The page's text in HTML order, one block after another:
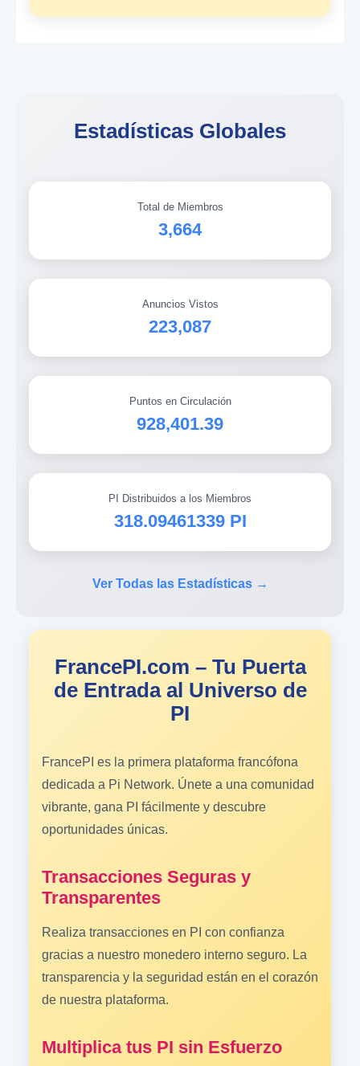
Estadísticas Globales
Total de Miembros
3,664
Anuncios Vistos
223,087
Puntos en Circulación
928,401.39
PI Distribuidos a los Miembros
318.09461339 PI
Ver Todas las Estadísticas →
FrancePI.com – Tu Puerta
de Entrada al Universo de
PI
FrancePI es la primera plataforma francófona
dedicada a Pi Network. Únete a una comunidad
vibrante, gana PI fácilmente y descubre
oportunidades únicas.
Transacciones Seguras y
Transparentes
Realiza transacciones en PI con confianza
gracias a nuestro monedero interno seguro. La
transparencia y la seguridad están en el corazón
de nuestra plataforma.
Multiplica tus PI sin Esfuerzo